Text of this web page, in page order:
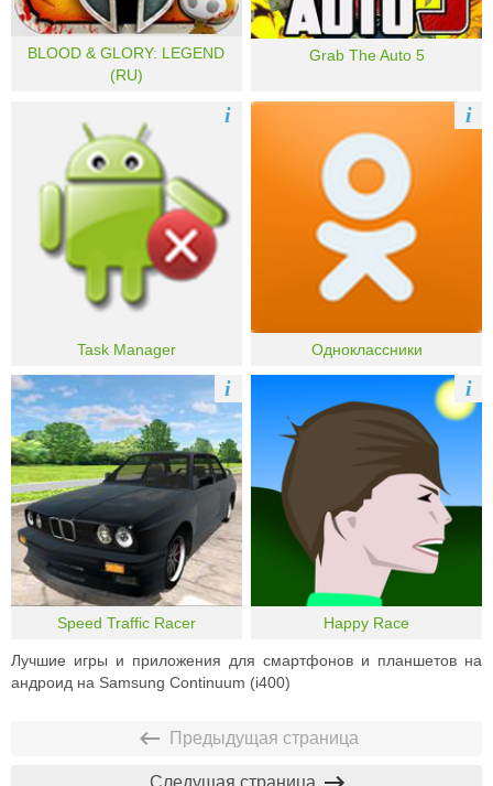
BLOOD & GLORY: LEGEND
(RU)
Grab The Auto 5
Task Manager
i
Одноклассники
i
Speed Traffic Racer
i
Happy Race
i
Лучшие игры и приложения для смартфонов и планшетов на
андроид на Samsung Continuum (i400)
Предыдущая страница
Следущая страница